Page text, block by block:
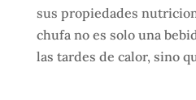
sus propiedades
chufa no es solo una
las tardes de calor, sino